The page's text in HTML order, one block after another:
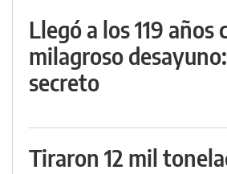
Llegó a los 119 años
milagroso
secreto
Tiraron 12 mil